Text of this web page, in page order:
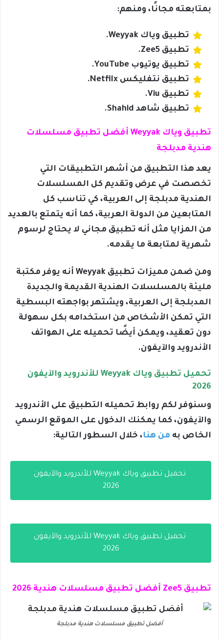
بمتابعته مجانًا، ومنهم:
تطبيق وياك Weyyak.
تطبيق Zee5.
تطبيق يوتيوب YouTube.
تطبيق نتفليكس Netfilx.
تطبيق Viu.
تطبيق شاهد Shahid.
تطبيق وياك Weyyak أفضل تطبيق مسلسلات
هندية مدبلجة
يعد هذا التطبيق من أشهر التطبيقات التي
تخصصت في عرض وتقديم كل المسلسلات
الهندية مدبلجة إلى العربية، كي تناسب كل
المتابعين من الدولة العربية، كما أنه يتمتع بالعديد
من المزايا مثل أنه تطبيق مجاني لا يحتاج لرسوم
شهرية لمتابعة ما يقدمه.
ومن ضمن مميزات تطبيق Weyyak أنه يوفر مكتبة
مليئة بالمسلسلات الهندية القديمة والجديدة
المدبلجة إلى العربية، ويشتهر بواجهته البسطية
التي تمكن الأشخاص من استخدامه بكل سهولة
دون تعقيد، ويمكن أيضًا تحميله على الهواتف
الأندرويد والآيفون.
تحميل تطبيق وياك Weyyak للأندرويد والآيفون
2026
وسنوفر لكم روابط تحميله التطبيق على الأندرويد
والآيفون، كما يمكنك الدخول على الموقع الرسمي
الخاص به من هنا، خلال السطور التالية:
تحميل تطبيق وياك Weyyak للأندرويد والآيفون
2026
تحميل تطبيق وياك Weyyak للأندرويد والآيفون
2026
تطبيق Zee5 أفضل تطبيق مسلسلات هندية 2026
أفضل تطبيق مسلسلات هندية مدبلجة​